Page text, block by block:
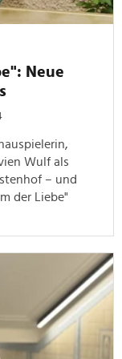
Neue
Wulf als
– und
der Liebe"